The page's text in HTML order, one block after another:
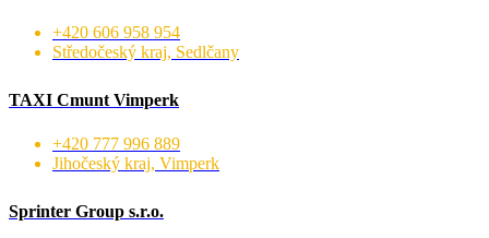
+420 606 958 954
Středočeský kraj, Sedlčany
TAXI Cmunt Vimperk
+420 777 996 889
Jihočeský kraj, Vimperk
Sprinter Group s.r.o.